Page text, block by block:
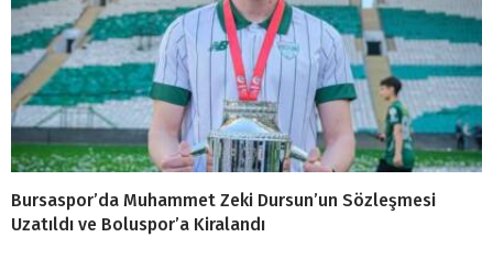
Bursaspor’da Muhammet Zeki Dursun’un Sözleşmesi
Uzatıldı ve Boluspor’a Kiralandı